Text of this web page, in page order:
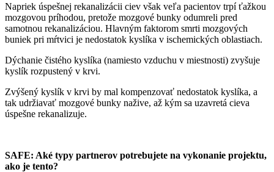
Napriek úspešnej rekanalizácii ciev však veľa pacientov trpí ťažkou
mozgovou príhodou, pretože mozgové bunky odumreli pred
samotnou rekanalizáciou. Hlavným faktorom smrti mozgových
buniek pri mŕtvici je nedostatok kyslíka v ischemických oblastiach.
Dýchanie čistého kyslíka (namiesto vzduchu v miestnosti) zvyšuje
kyslík rozpustený v krvi.
Zvýšený kyslík v krvi by mal kompenzovať nedostatok kyslíka, a
tak udržiavať mozgové bunky nažive, až kým sa uzavretá cieva
úspešne rekanalizuje.
SAFE: Aké typy partnerov potrebujete na vykonanie projektu,
ako je tento?